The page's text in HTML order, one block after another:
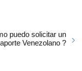
puedo solicitar un
Venezolano ?